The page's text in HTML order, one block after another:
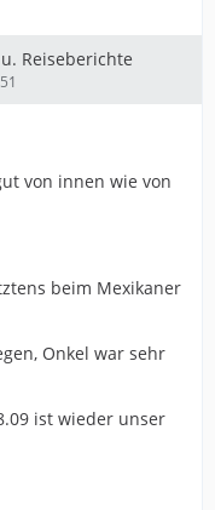
Reiseberichte
von innen wie von
beim Mexikaner
Onkel war sehr
ist wieder unser